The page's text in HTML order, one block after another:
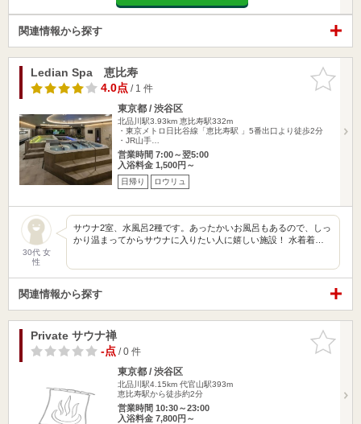
関連情報から探す
お気に入
りに追加
Ledian Spa 恵比寿
4.0点/ 1 件
東京都 / 渋谷区
北品川駅3.93km 恵比寿駅332m
・東京メトロ日比谷線「恵比寿駅 」5番出口より徒歩2分
・JR山手…
営業時間 7:00～翌5:00
入浴料金 1,500円～
日帰り ロウリュ
30代 女
性
サウナ2室、水風呂2種です。あったかいお風呂もあるので、しっ
かり温まってからサウナに入りたい人に嬉しい施設！ 水着着…
関連情報から探す
お気に入
りに追加
Private サウナ禅
-点/ 0 件
東京都 / 渋谷区
北品川駅4.15km 代官山駅393m
恵比寿駅から徒歩約2分
営業時間 10:30～23:00
入浴料金 7,800円～